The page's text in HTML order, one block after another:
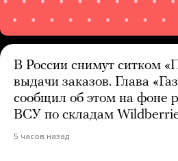
В России снимут ситком
выдачи заказов. Глава
сообщил об этом на фоне
ВСУ по складам
5 часов назад